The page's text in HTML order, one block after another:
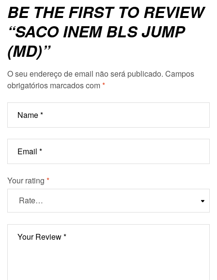
BE THE FIRST TO REVIEW
“SACO INEM BLS JUMP
(MD)”
O seu endereço de email não será publicado. Campos
obrigatórios marcados com*
Your rating *